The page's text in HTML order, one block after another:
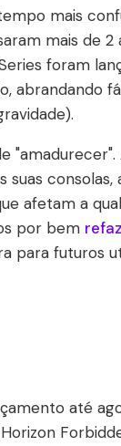
mais
mais de
foram
abrandando
afetam a
por bem
para futuros
até